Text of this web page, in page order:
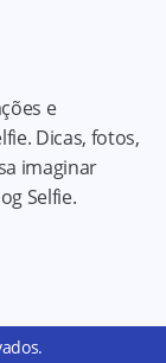
e
Dicas, fotos,
imaginar
Selfie.